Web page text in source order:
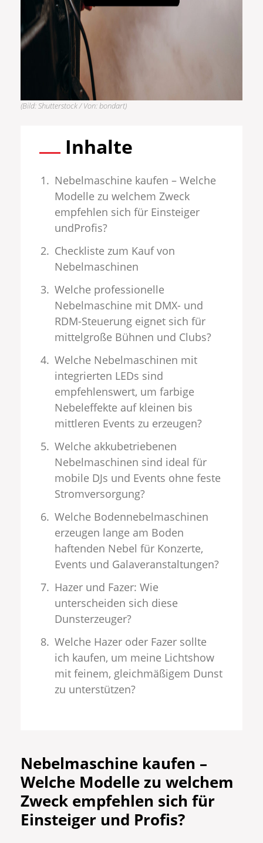
(Bild: Shutterstock / Von: bondart)
Inhalte
Nebelmaschine kaufen – Welche
Modelle zu welchem Zweck
empfehlen sich für Einsteiger
undProfis?
Checkliste zum Kauf von
Nebelmaschinen
Welche professionelle
Nebelmaschine mit DMX- und
RDM-Steuerung eignet sich für
mittelgroße Bühnen und Clubs?
Welche Nebelmaschinen mit
integrierten LEDs sind
empfehlenswert, um farbige
Nebeleffekte auf kleinen bis
mittleren Events zu erzeugen?
Welche akkubetriebenen
Nebelmaschinen sind ideal für
mobile DJs und Events ohne feste
Stromversorgung?
Welche Bodennebelmaschinen
erzeugen lange am Boden
haftenden Nebel für Konzerte,
Events und Galaveranstaltungen?
Hazer und Fazer: Wie
unterscheiden sich diese
Dunsterzeuger?
Welche Hazer oder Fazer sollte
ich kaufen, um meine Lichtshow
mit feinem, gleichmäßigem Dunst
zu unterstützen?
Nebelmaschine kaufen –
Welche Modelle zu welchem
Zweck empfehlen sich für
Einsteiger und Profis?